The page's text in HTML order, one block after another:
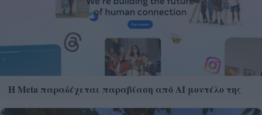
Η Meta παραδέχεται παραβίαση από AI μοντέλο της